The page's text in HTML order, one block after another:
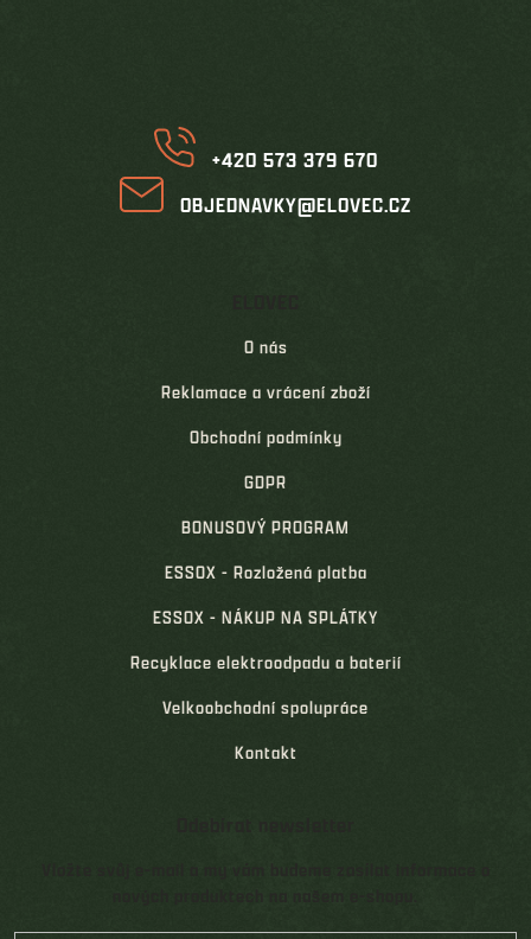
+420 573 379 670
OBJEDNAVKY@ELOVEC.CZ
O nás
Reklamace a vrácení zboží
Obchodní podmínky
GDPR
BONUSOVÝ PROGRAM
ESSOX - Rozložená platba
ESSOX - NÁKUP NA SPLÁTKY
Recyklace elektroodpadu a baterií
Velkoobchodní spolupráce
Kontakt